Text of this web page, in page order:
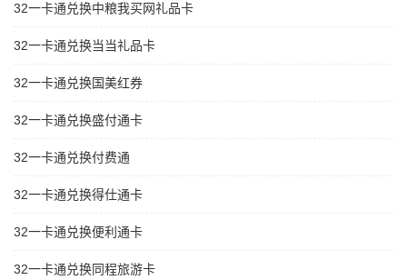
32一卡通兑换中粮我买网礼品卡
32一卡通兑换当当礼品卡
32一卡通兑换国美红券
32一卡通兑换盛付通卡
32一卡通兑换付费通
32一卡通兑换得仕通卡
32一卡通兑换便利通卡
32一卡通兑换同程旅游卡